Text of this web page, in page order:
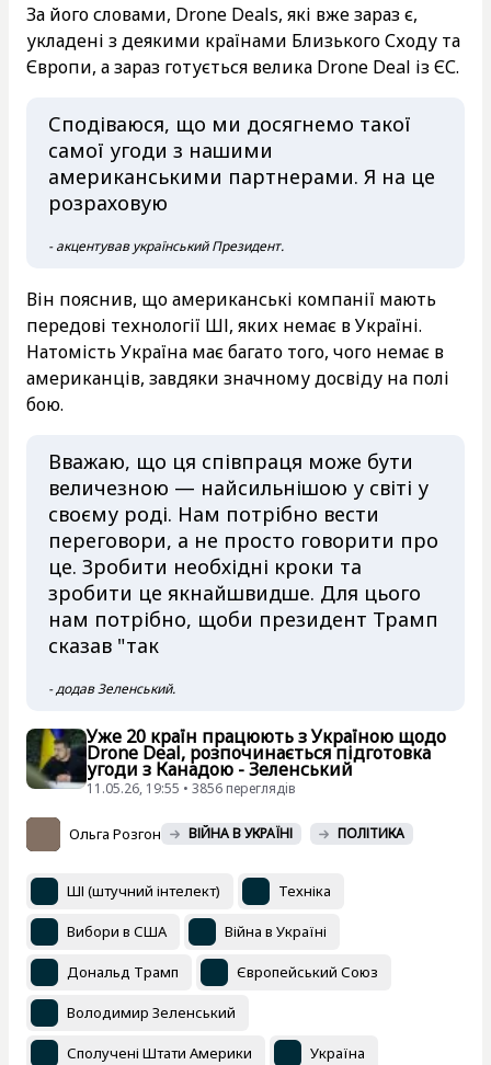
За його словами, Drone Deals, які вже зараз є,
укладені з деякими країнами Близького Сходу та
Європи, а зараз готується велика Drone Deal із ЄС.
Сподіваюся, що ми досягнемо такої
самої угоди з нашими
американськими партнерами. Я на це
розраховую
- акцентував український Президент.
Він пояснив, що американські компанії мають
передові технології ШІ, яких немає в Україні.
Натомість Україна має багато того, чого немає в
американців, завдяки значному досвіду на полі
бою.
Вважаю, що ця співпраця може бути
величезною — найсильнішою у світі у
своєму роді. Нам потрібно вести
переговори, а не просто говорити про
це. Зробити необхідні кроки та
зробити це якнайшвидше. Для цього
нам потрібно, щоби президент Трамп
сказав "так
- додав Зеленський.
Уже 20 країн працюють з Україною щодо
Drone Deal, розпочинається підготовка
угоди з Канадою - Зеленський
11.05.26, 19:55 • 3856 переглядiв
Ольга Розгон ВІЙНА В УКРАЇНІ ПОЛІТИКА
ШІ (штучний інтелект) Техніка
Вибори в США Війна в Україні
Дональд Трамп Європейський Союз
Володимир Зеленський
Сполучені Штати Америки Україна